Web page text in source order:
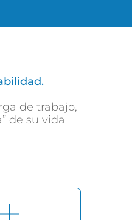
de trabajo,
de su vida